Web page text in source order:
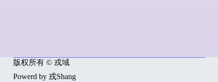
版权所有 © 戎域
Powerd by 戎Shang